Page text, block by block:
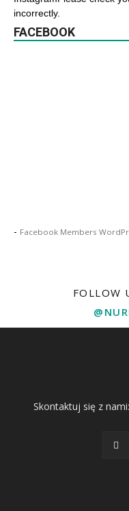
incorrectly.
FACEBOOK
- Facebook Members
FOLLOW
Skontaktuj się z nami: